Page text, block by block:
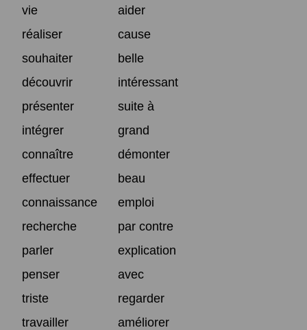
vie
aider
réaliser
cause
souhaiter
belle
découvrir
intéressant
présenter
suite à
intégrer
grand
connaître
démonter
effectuer
beau
connaissance
emploi
recherche
par contre
parler
explication
penser
avec
triste
regarder
travailler
améliorer